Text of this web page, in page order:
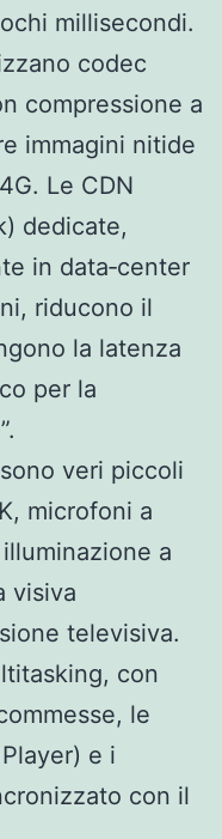
millisecondi.
codec
compressione a
immagini nitide
Le CDN
dedicate,
in data‑center
riducono il
la latenza
per la
veri piccoli
microfoni a
a
visiva
televisiva.
con
le
e i
con il